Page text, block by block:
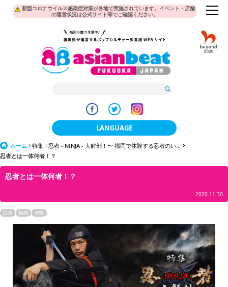
新型コロナウイルス感染症対策が各地で実施されています。イベント・店舗
の運営状況は公式サイト等でご確認ください。
LANGUAGE
日本語
한국어
ภาษาไทย
tiéng Viêt
ホーム 特集
忍者 - NINJA - 大解剖！〜 福岡で体験する忍者のい...
忍者とは一体何者！？
忍者とは一体何者！？
2020.11.30
日本 福岡 体験